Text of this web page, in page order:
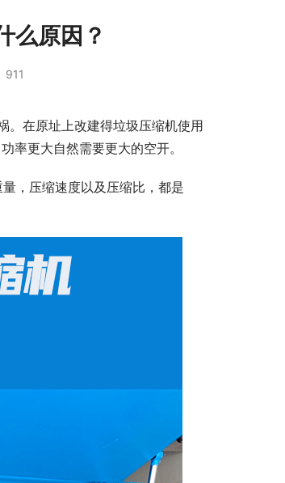
么原因？
911
。在原址上改建得垃圾压缩机使用
率更大自然需要更大的空开。
，压缩速度以及压缩比，都是